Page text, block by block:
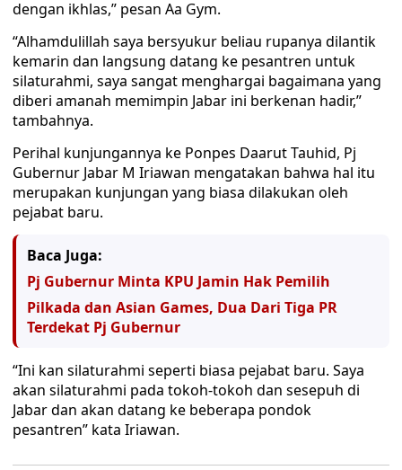
dengan ikhlas,” pesan Aa Gym.
“Alhamdulillah saya bersyukur beliau rupanya dilantik
kemarin dan langsung datang ke pesantren untuk
silaturahmi, saya sangat menghargai bagaimana yang
diberi amanah memimpin Jabar ini berkenan hadir,”
tambahnya.
Perihal kunjungannya ke Ponpes Daarut Tauhid, Pj
Gubernur Jabar M Iriawan mengatakan bahwa hal itu
merupakan kunjungan yang biasa dilakukan oleh
pejabat baru.
Baca Juga:
Pj Gubernur Minta KPU Jamin Hak Pemilih
Pilkada dan Asian Games, Dua Dari Tiga PR
Terdekat Pj Gubernur
“Ini kan silaturahmi seperti biasa pejabat baru. Saya
akan silaturahmi pada tokoh-tokoh dan sesepuh di
Jabar dan akan datang ke beberapa pondok
pesantren” kata Iriawan.